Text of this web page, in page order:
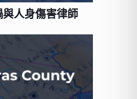
人身傷害律師